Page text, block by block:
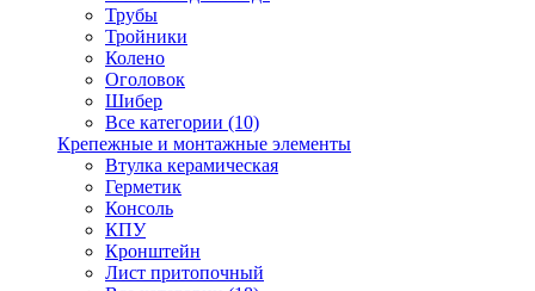
Трубы
Тройники
Колено
Оголовок
Шибер
Все категории (10)
Крепежные и монтажные элементы
Втулка керамическая
Герметик
Консоль
КПУ
Кронштейн
Лист притопочный